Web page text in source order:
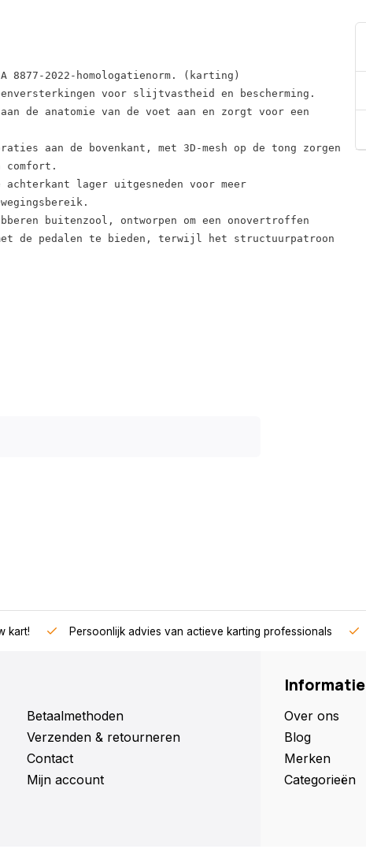
8877-2022-homologatienorm. (karting)
voor slijtvastheid en bescherming.
de anatomie van de voet aan en zorgt voor een
aan de bovenkant, met 3D-mesh op de tong zorgen
comfort.
lager uitgesneden voor meer
buitenzool, ontworpen om een ​​onovertroffen
de pedalen te bieden, terwijl het structuurpatroon
kart! Persoonlijk advies van actieve karting professionals
Betaalmethoden
Verzenden & retourneren
Contact
Mijn account
Informatie
Over ons
Blog
Merken
Categorieën